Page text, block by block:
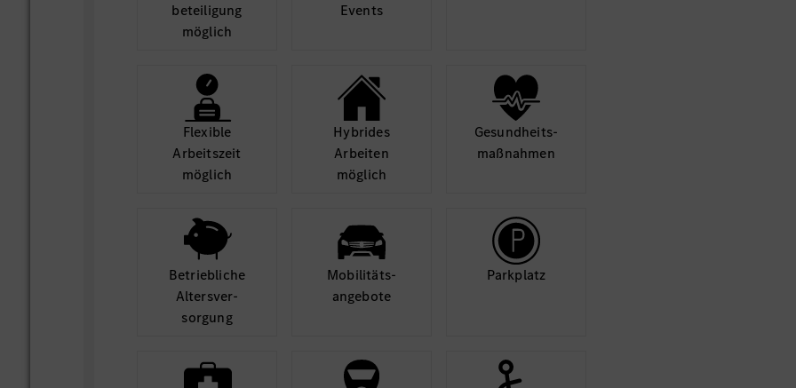
beteili­gung
möglich
Events
Flexible
Arbeits­zeit
möglich
Hybrides
Arbeiten
möglich
Gesund­heits­
maß­nahmen
Betrieb­liche
Alters­ver­
sorgung
Mobilitäts­
angebote
Park­platz